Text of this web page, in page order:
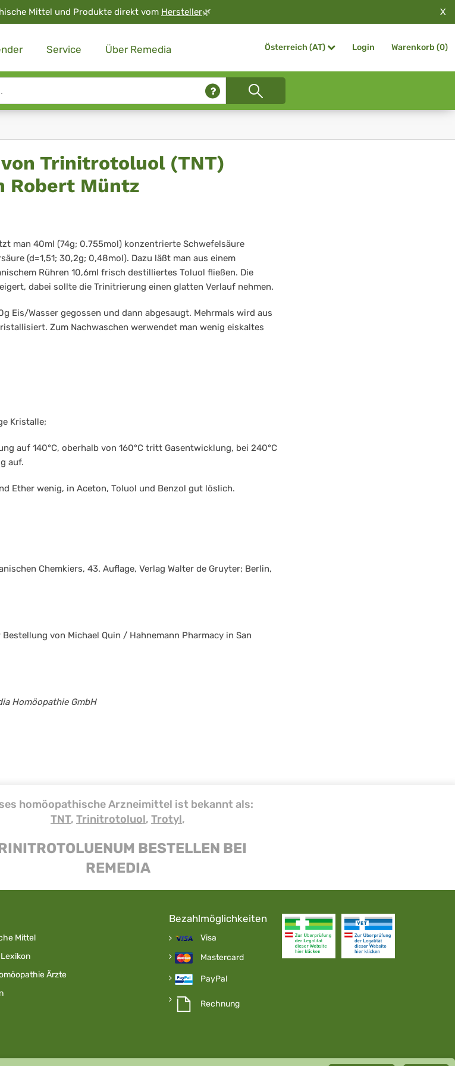
Mittel und Produkte direkt vom Hersteller🌿 X
Service Über Remedia Österreich (AT) Login Warenkorb (0)
Trinitrotoluol (TNT)
Robert Müntz
man 40ml (74g; 0.755mol) konzentrierte Schwefelsäure
(d=1,51; 30,2g; 0,48mol). Dazu läßt man aus einem
Rühren 10,6ml frisch destilliertes Toluol fließen. Die
dabei sollte die Trinitrierung einen glatten Verlauf nehmen.
Eis/Wasser gegossen und dann abgesaugt. Mehrmals wird aus
Zum Nachwaschen werwendet man wenig eiskaltes
Kristalle;
auf 140°C, oberhalb von 160°C tritt Gasentwicklung, bei 240°C
auf.
Ether wenig, in Aceton, Toluol und Benzol gut löslich.
Chemkiers, 43. Auflage, Verlag Walter de Gruyter; Berlin,
von Michael Quin / Hahnemann Pharmacy in San
Homöopathie GmbH
homöopathische Arzneimittel ist bekannt als:
TNT, Trinitrotoluol, Trotyl,
BESTELLEN BEI
REMEDIA
Mittel
Ärzte
Bezahlmöglichkeiten
Visa
Mastercard
PayPal
Rechnung